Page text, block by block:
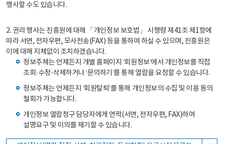
행사할 수도 있습니다.
2. 권리 행사는 진흥원에 대해 「개인정보 보호법」 시행령 제41조 제1항에
따라 서면, 전자우편, 모사전송(FAX) 등을 통하여 하실 수 있으며, 진흥원은
이에 대해 지체없이 조치하겠습니다.
정보주체는 언제든지 개별 홈페이지 ‘회원정보’에서 개인정보를 직접
조회·수정·삭제하거나 ‘문의하기’를 통해 열람을 요청할 수 있습니다.
정보주체는 언제든지 ‘회원탈퇴’를 통해 개인정보의 수집 및 이용 동의
철회가 가능합니다.
개인정보 열람청구 담당자에게 연락(서면, 전자우편, FAX)하여
설명요구 및 이의를 제기할 수 있습니다.